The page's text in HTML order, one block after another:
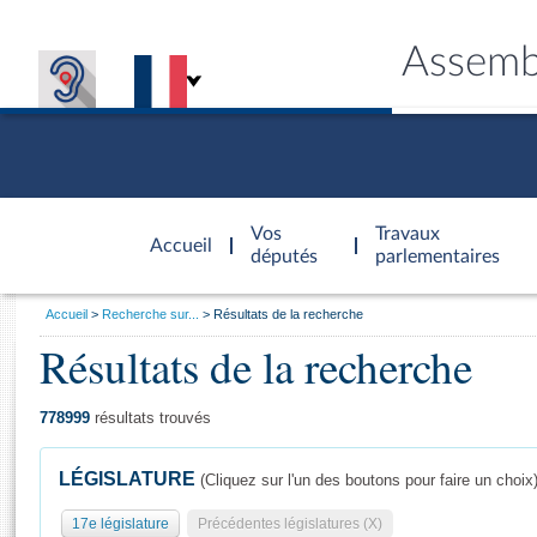
Accueil
d'accueil
Vos
députés
Travaux
parlementaires
Général
Vous
Accueil Recherche sur... Résultats de la recherche
Résultats de la recherche
778999 résultats trouvés
LÉGISLATURE (Cliquez sur l'un des boutons pour faire un choix)
17e législature Précédentes législatures (X)